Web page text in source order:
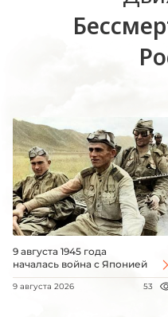
9 августа 1945 года
началась война с Японией
9 августа 2026 53